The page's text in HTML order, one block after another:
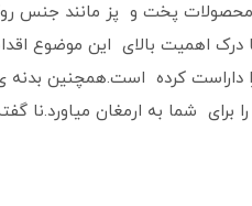
محصولات پخت و پز مانند جنس
اهمیت بالای این موضوع
را داراست کرده است.همچنین
برای شما به ارمغان